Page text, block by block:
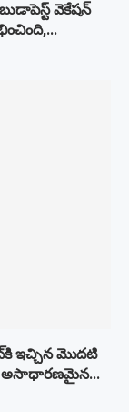
వెకేషన్
ఇచ్చిన మొదటి
అసాధారణమైన...